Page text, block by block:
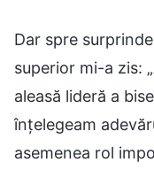
Dar spre
superior mi-a zis:
aleasă lideră a
înțelegeam
asemenea rol